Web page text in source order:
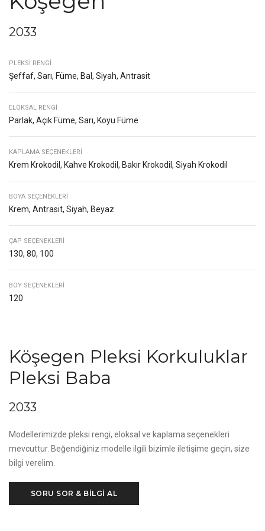
2033
PLEKSI RENGI
Şeffaf, Sarı, Füme, Bal, Siyah, Antrasit
ELOKSAL RENGI
Parlak, Açık Füme, Sarı, Koyu Füme
KAPLAMA SEÇENEKLERI
Krem Krokodil, Kahve Krokodil, Bakır Krokodil, Siyah Krokodil
BOYA SEÇENEKLERI
Krem, Antrasit, Siyah, Beyaz
ÇAP SEÇENEKLERI
130, 80, 100
BOY SEÇENEKLERI
120
Köşegen Pleksi Korkuluklar
Pleksi Baba
2033
Modellerimizde pleksi rengi, eloksal ve kaplama seçenekleri
mevcuttur. Beğendiğiniz modelle ilgili bizimle iletişime geçin, size
bilgi verelim.
SORU SOR & BİLGİ AL